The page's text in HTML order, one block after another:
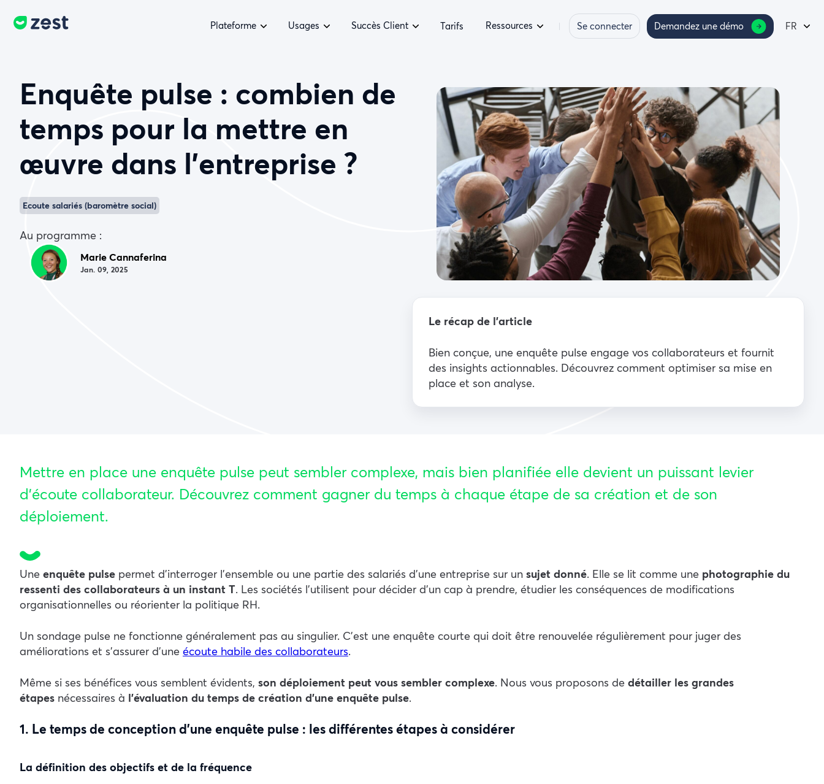
Plateforme Usages Succès Client Tarifs Ressources Se connecter Demandez une démo FR
Enquête pulse : combien de
temps pour la mettre en
œuvre dans l’entreprise ?
Ecoute salariés (baromètre social)
Au programme :
Marie Cannaferina
Jan. 09, 2025
Le récap de l’article
Bien conçue, une enquête pulse engage vos collaborateurs et fournit
des insights actionnables. Découvrez comment optimiser sa mise en
place et son analyse.
Mettre en place une enquête pulse peut sembler complexe, mais bien planifiée elle devient un puissant levier
d’écoute collaborateur. Découvrez comment gagner du temps à chaque étape de sa création et de son
déploiement.
Une enquête pulse permet d’interroger l’ensemble ou une partie des salariés d’une entreprise sur un sujet donné. Elle se lit comme une photographie du
ressenti des collaborateurs à un instant T. Les sociétés l’utilisent pour décider d’un cap à prendre, étudier les conséquences de modifications
organisationnelles ou réorienter la politique RH.
Un sondage pulse ne fonctionne généralement pas au singulier. C’est une enquête courte qui doit être renouvelée régulièrement pour juger des
améliorations et s’assurer d’une écoute habile des collaborateurs.
Même si ses bénéfices vous semblent évidents, son déploiement peut vous sembler complexe. Nous vous proposons de détailler les grandes
étapes nécessaires à l’évaluation du temps de création d’une enquête pulse.
1. Le temps de conception d’une enquête pulse : les différentes étapes à considérer
La définition des objectifs et de la fréquence